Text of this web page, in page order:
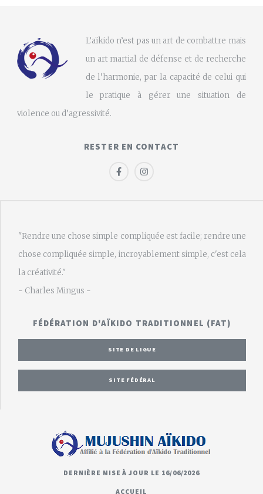
L’aïkido n’est pas un art de combattre mais
un art martial de défense et de recherche
de l’harmonie, par la capacité de celui qui
le pratique à gérer une situation de
violence ou d’agressivité.
RESTER EN CONTACT
"Rendre une chose simple compliquée est facile; rendre une
chose compliquée simple, incroyablement simple, c'est cela
la créativité."
- Charles Mingus -
FÉDÉRATION D'AÏKIDO TRADITIONNEL (FAT)
SITE DE LIGUE
SITE FÉDÉRAL
DERNIÈRE MISE À JOUR LE 16/06/2026
ACCUEIL